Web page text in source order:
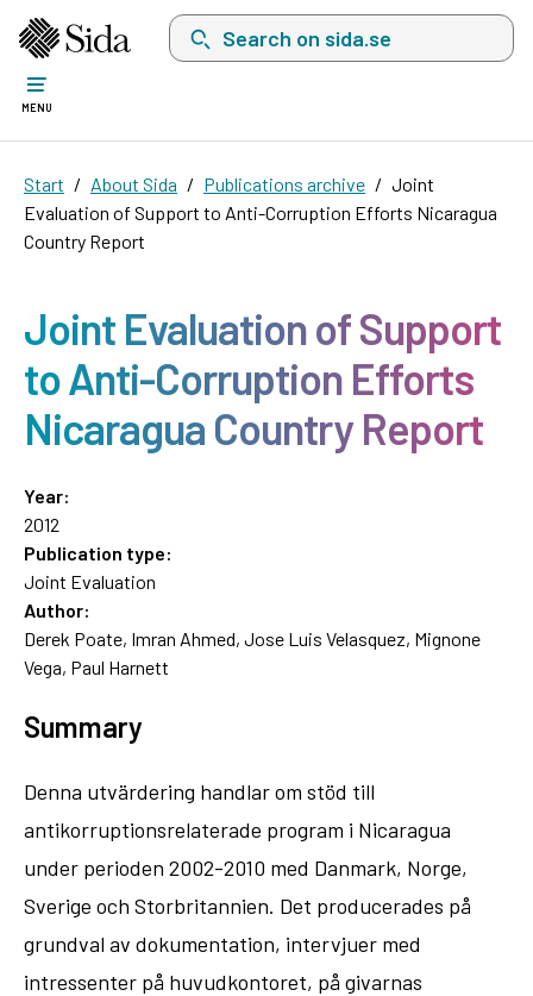
Search on sida.se, a list with search
MENU
Start About Sida Publications archive
Joint
Evaluation of Support to Anti-Corruption Efforts Nicaragua
Country Report
Joint Evaluation of Support
to Anti-Corruption Efforts
Nicaragua Country Report
Year:
2012
Publication type:
Joint Evaluation
Author:
Derek Poate, Imran Ahmed, Jose Luis Velasquez, Mignone
Vega, Paul Harnett
Summary
Denna utvärdering handlar om stöd till
antikorruptionsrelaterade program i Nicaragua
under perioden 2002-2010 med Danmark, Norge,
Sverige och Storbritannien. Det producerades på
grundval av dokumentation, intervjuer med
intressenter på huvudkontoret, på givarnas